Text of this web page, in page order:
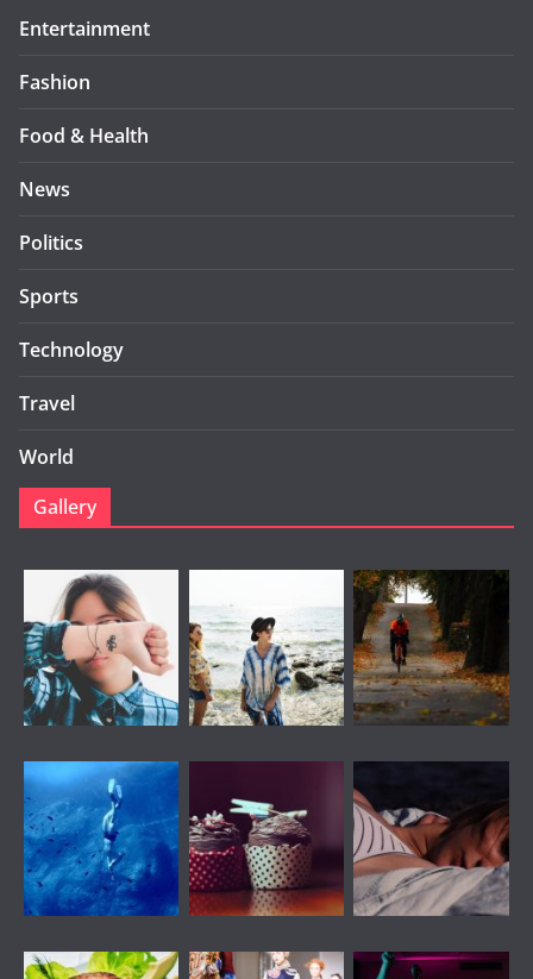
Entertainment
Fashion
Food & Health
News
Politics
Sports
Technology
Travel
World
Gallery